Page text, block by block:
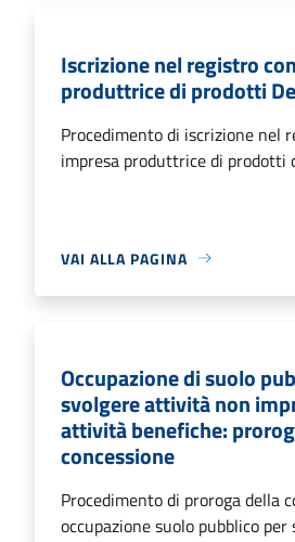
Iscrizione nel registro
produttrice di prodotti
Procedimento di iscrizione nel
impresa produttrice di prodotti
VAI ALLA PAGINA
Occupazione di suolo
svolgere attività non
attività benefiche:
concessione
Procedimento di proroga della
occupazione suolo pubblico